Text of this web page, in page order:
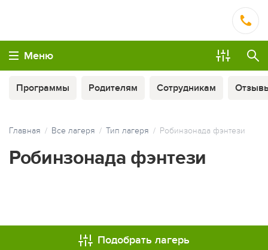
Меню
Программы Родителям Сотрудникам
Главная Все лагеря Тип лагеря Робинзонада фэнтези
Робинзонада фэнтези
Подобрать лагерь